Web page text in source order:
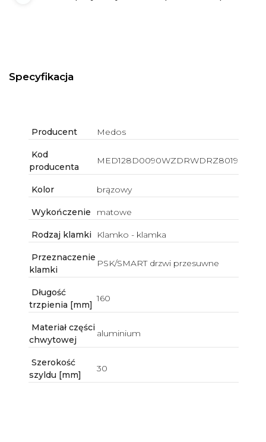
Specyfikacja
Producent Medos
Kod
producenta
MED128D0090WZDRWDRZ8019
Kolor brązowy
Wykończenie matowe
Rodzaj klamki Klamko - klamka
Przeznaczenie
klamki
PSK/SMART drzwi przesuwne
Długość
trzpienia [mm]
160
Materiał części
chwytowej
aluminium
Szerokość
szyldu [mm]
30